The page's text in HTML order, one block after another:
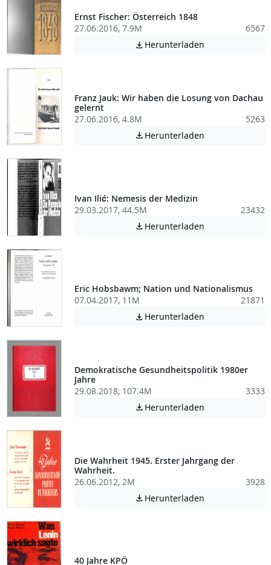
Ernst Fischer: Österreich 1848
27.06.2016, 7.9M
6567
 Herunterladen
Franz Jauk: Wir haben die Losung von Dachau
gelernt
27.06.2016, 4.8M
5263
 Herunterladen
Ivan Ilić: Nemesis der Medizin
29.03.2017, 44.5M
23432
 Herunterladen
Eric Hobsbawm; Nation und Nationalismus
07.04.2017, 11M
21871
 Herunterladen
Demokratische Gesundheitspolitik 1980er
Jahre
29.08.2018, 107.4M
3333
 Herunterladen
Die Wahrheit 1945. Erster Jahrgang der
Wahrheit.
26.06.2012, 2M
3928
 Herunterladen
40 Jahre KPÖ